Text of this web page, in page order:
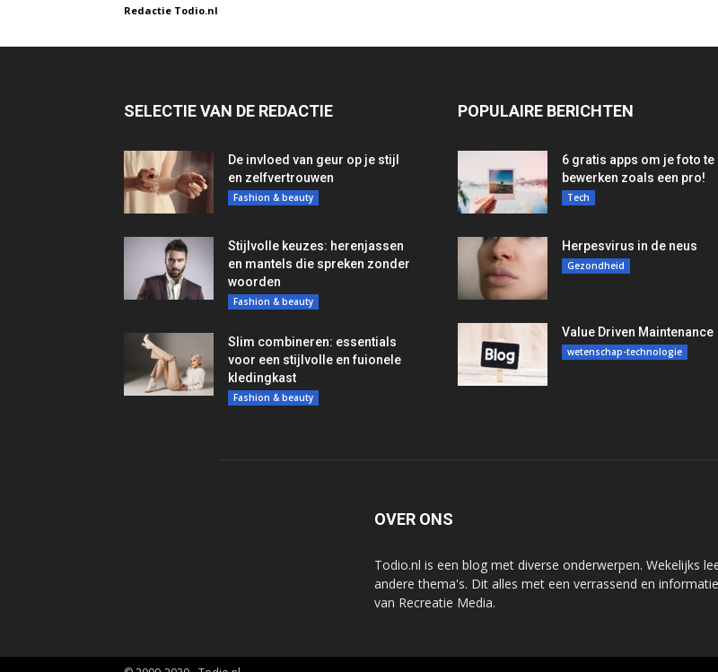
Redactie Todio.nl
SELECTIE VAN DE REDACTIE
De invloed van geur op je stijl
en zelfvertrouwen
Fashion & beauty
Stijlvolle keuzes: herenjassen
en mantels die spreken zonder
woorden
Fashion & beauty
Slim combineren: essentials
voor een stijlvolle en fuionele
kledingkast
Fashion & beauty
POPULAIRE BERICHTEN
6 gratis apps om je foto te
bewerken zoals een pro!
Tech
Herpesvirus in de neus
Gezondheid
Value Driven Maintenance
wetenschap-technologie
OVER ONS
Todio.nl is een blog met diverse onderwerpen. Wekelijks
andere thema's. Dit alles met een verrassend en
van Recreatie Media.